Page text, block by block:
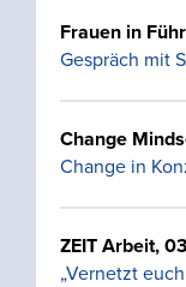
Frauen in
Gespräch mit
Change
Change in
ZEIT Arbeit,
„Vernetzt